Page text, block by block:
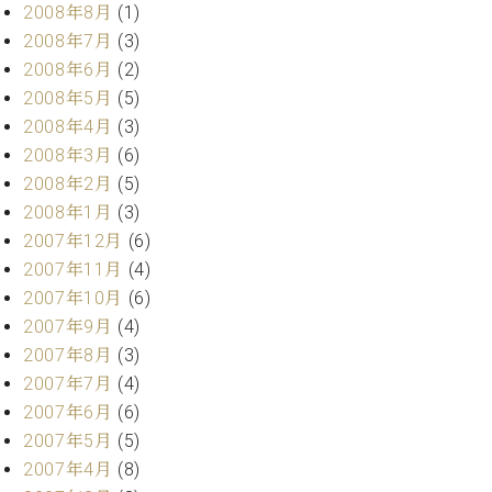
2008年8月 (1)
2008年7月 (3)
2008年6月 (2)
2008年5月 (5)
2008年4月 (3)
2008年3月 (6)
2008年2月 (5)
2008年1月 (3)
2007年12月 (6)
2007年11月 (4)
2007年10月 (6)
2007年9月 (4)
2007年8月 (3)
2007年7月 (4)
2007年6月 (6)
2007年5月 (5)
2007年4月 (8)